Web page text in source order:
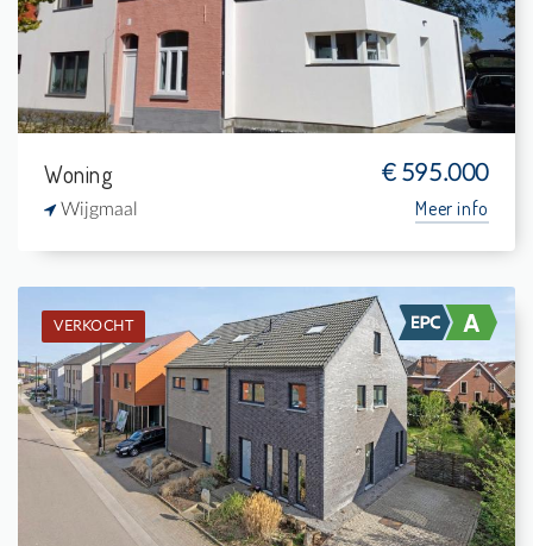
1
150 m²
Woning € 595.000
Wijgmaal Meer info
VERKOCHT
Verkocht: Woning
3
313 m²
1
175 m²